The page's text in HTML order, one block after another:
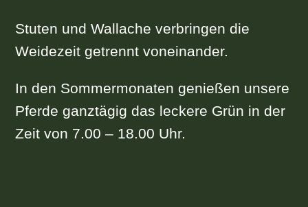
Stuten und Wallache verbringen die
Weidezeit getrennt voneinander.
In den Sommermonaten genießen unsere
Pferde ganztägig das leckere Grün in der
Zeit von 7.00 – 18.00 Uhr.